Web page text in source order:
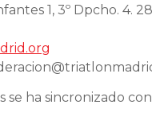
1, 3º Dpcho. 4.
se ha sincronizado con